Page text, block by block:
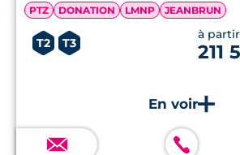
PTZ DONATION LMNP JEANBRUN
T2 T3
à
211